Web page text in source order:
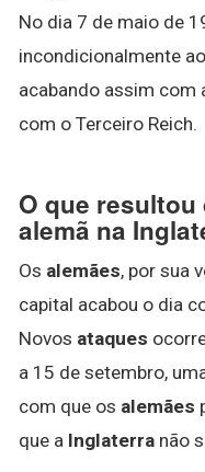
No dia 7 de maio de
incondicionalmente
acabando assim com
com o Terceiro Reich.
O que resultou
alemã na
Os alemães, por sua
capital acabou o dia
Novos ataques
a 15 de setembro,
com que os alemães
que a Inglaterra não